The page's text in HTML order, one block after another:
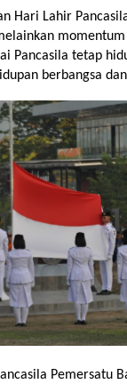
Hari Lahir
Pancasila tetap
berbangsa
Pemersatu